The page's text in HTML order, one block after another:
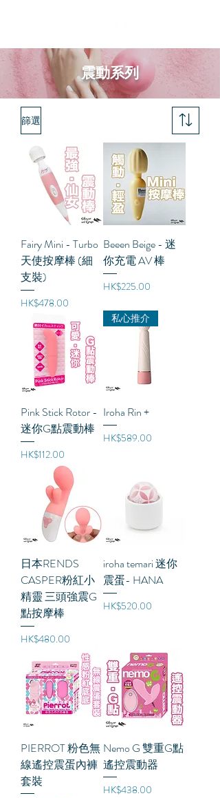
震動系列
篩選
Fairy Mini - Turbo
天使按摩棒 (細
支裝)
價格
HK$478.00
Beeen Beige - 迷
你充電 AV 棒
價格
HK$225.00
Pink Stick Rotor -
迷你G點震動棒
價格
HK$112.00
私心推介
Iroha Rin +
價格
HK$589.00
日本RENDS
CASPER粉紅小
精靈 三頭強震G
點按摩棒
價格
HK$480.00
iroha temari 迷你
震蛋- HANA
價格
HK$520.00
PIERROT 粉色無
線遙控震蛋內褲
套裝
Nemo G 雙重G點
遙控震動器
價格
HK$438.00